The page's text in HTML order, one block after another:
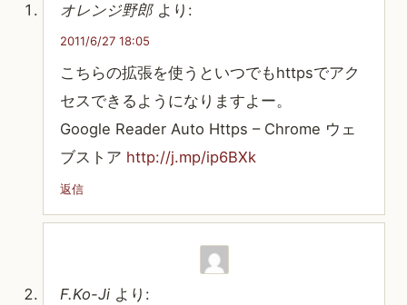
オレンジ野郎 より:
2011/6/27 18:05
こちらの拡張を使うといつでもhttpsでアク
セスできるようになりますよー。
Google Reader Auto Https – Chrome ウェ
ブストア http://j.mp/ip6BXk
返信
F.Ko-Ji より: